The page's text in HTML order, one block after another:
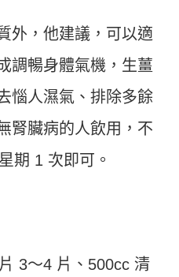
外，他建議，可以適
調暢身體氣機，生薑
惱人濕氣、排除多餘
腎臟病的人飲用，不
期 1 次即可。
3〜4 片、500cc 清